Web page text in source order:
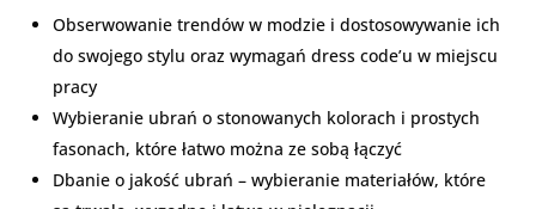
Obserwowanie trendów w modzie i dostosowywanie ich
do swojego stylu oraz wymagań dress code’u w miejscu
pracy
Wybieranie ubrań o stonowanych kolorach i prostych
fasonach, które łatwo można ze sobą łączyć
Dbanie o jakość ubrań – wybieranie materiałów, które